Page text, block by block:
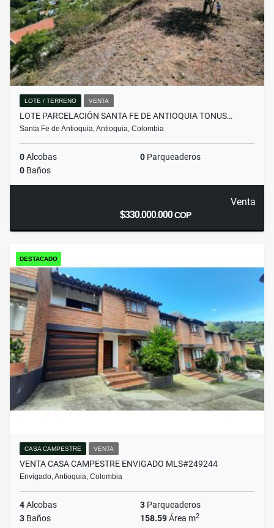
LOTE / TERRENO VENTA
LOTE PARCELACIÓN SANTA FE DE ANTIOQUIA TONUS…
Santa Fe de Antioquia, Antioquia, Colombia
0Alcobas 0 Parqueaderos
0 Baños
Venta
$330.000.000COP
DESTACADO
CASA CAMPESTRE VENTA
VENTA CASA CAMPESTRE ENVIGADO MLS#249244
Envigado, Antioquia, Colombia
4Alcobas 3 Parqueaderos
3 Baños 158.59Área m2